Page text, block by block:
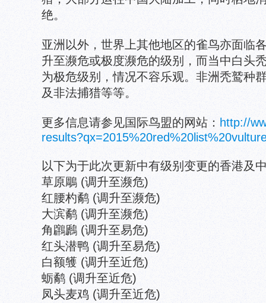
绝。
亚洲以外，世界上其他地区的雀鸟亦面临
升至濒危或极度濒危的级别，而当中白头
为极危级别，情况不容乐观。非洲秃鹫种
及非法捕猎等等。
更多信息请参见国际鸟盟的网站： http://
以下为于此次更新中有级别变更的香港及
草原鵰 (调升至濒危)
红腰杓鹬 (调升至濒危)
大滨鹬 (调升至濒危)
角鸊鷉 (调升至易危)
红头潜鸭 (调升至易危)
白额鹱 (调升至近危)
蛎鹬 (调升至近危)
凤头麦鸡 (调升至近危)